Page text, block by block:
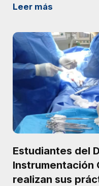
Leer más
Estudiantes del
Instrumentación
realizan sus